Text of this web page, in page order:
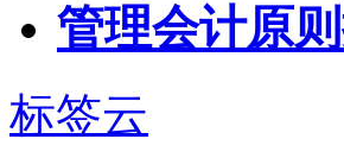
管理会计原
标签云